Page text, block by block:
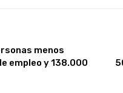
menos
empleo y 138.000